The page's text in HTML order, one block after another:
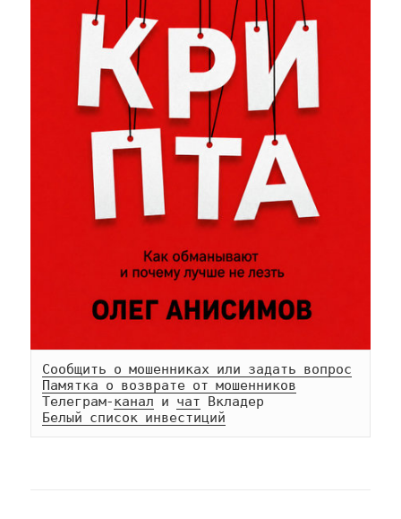
Сообщить о мошенниках или задать вопрос
Памятка о возврате от мошенников
Телеграм-канал и чат
Белый список инвестиций